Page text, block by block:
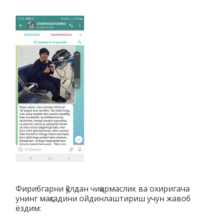
Фирибгарни қўлдан чиқармаслик ва охиригача
унинг мақсадини ойдинлаштириш учун жавоб
ёздим: